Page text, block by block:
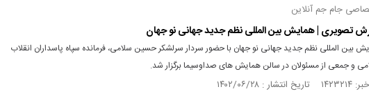
جام جم آنلاین
تصویری | همایش بین المللی نظم جدید جهانی نو جهان
بین المللی نظم جدید جهانی نو جهان با حضور سردار سرلشکر حسین سلامی، فرمانده سپاه پاسداران انقلاب
و جمعی از مسئولان در سالن همایش های صداوسیما برگزار شد.
: ۱۴۰۲/۰۶/۲۸